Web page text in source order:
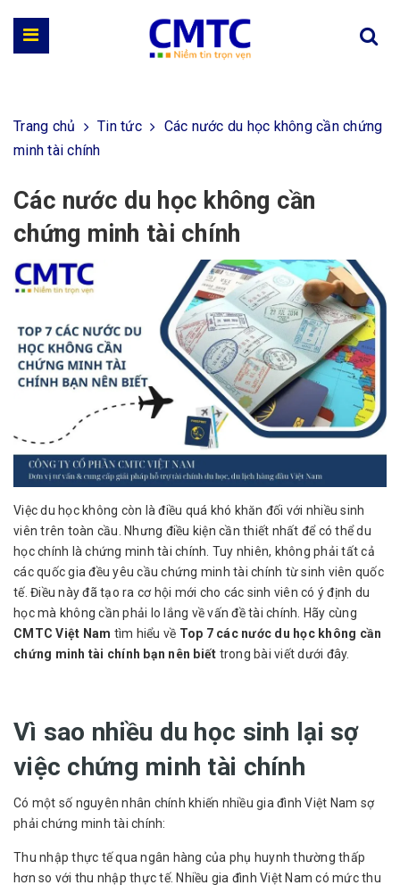
Trang chủ Tin tức
Các nước du học không cần chứng
minh tài chính
Các nước du học không cần
chứng minh tài chính
Việc du học không còn là điều quá khó khăn đối với nhiều sinh
viên trên toàn cầu. Nhưng điều kiện cần thiết nhất để có thể du
học chính là chứng minh tài chính. Tuy nhiên, không phải tất cả
các quốc gia đều yêu cầu chứng minh tài chính từ sinh viên quốc
tế. Điều này đã tạo ra cơ hội mới cho các sinh viên có ý định du
học mà không cần phải lo lắng về vấn đề tài chính. Hãy cùng
CMTC Việt Nam tìm hiểu về Top 7 các nước du học không cần
chứng minh tài chính bạn nên biết trong bài viết dưới đây.
Vì sao nhiều du học sinh lại sợ
việc chứng minh tài chính
Có một số nguyên nhân chính khiến nhiều gia đình Việt Nam sợ
phải chứng minh tài chính:
Thu nhập thực tế qua ngân hàng của phụ huynh thường thấp
hơn so với thu nhập thực tế. Nhiều gia đình Việt Nam có mức thu